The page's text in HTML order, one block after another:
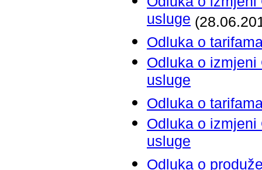
usluge
Odluka o
Odluka o
usluge
Odluka o
Odluka o
usluge
Odluka o